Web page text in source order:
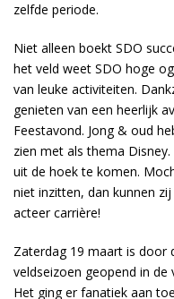
zelfde periode.
Niet alleen boekt SDO
het veld weet SDO hoge
van leuke activiteiten.
genieten van een heerlijk
Feestavond. Jong & oud
zien met als thema
uit de hoek te komen.
niet inzitten, dan kunnen
acteer carrière!
Zaterdag 19 maart is door
veldseizoen geopend in
Het ging er fanatiek aan